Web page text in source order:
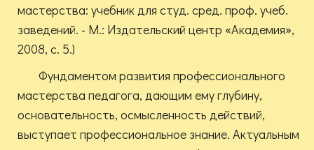
мастерства: учебник для студ. сред. проф. учеб.
заведений. - М.: Издательский центр «Академия»,
2008, с. 5.)
Фундаментом развития профессионального
мастерства педагога, дающим ему глубину,
основательность, осмысленность действий,
выступает профессиональное знание. Актуальным